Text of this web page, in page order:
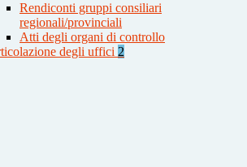
Rendiconti gruppi consiliari
regionali/provinciali
Atti degli organi di controllo
degli uffici 2